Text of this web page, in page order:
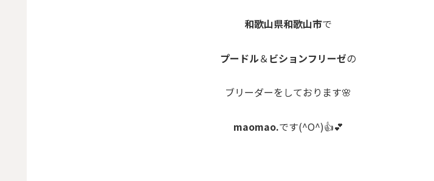
和歌山県和歌山市で
プードル＆ ビションフリーゼの
ブリーダーをしております🌸
maomao.です(^O^)👍💕